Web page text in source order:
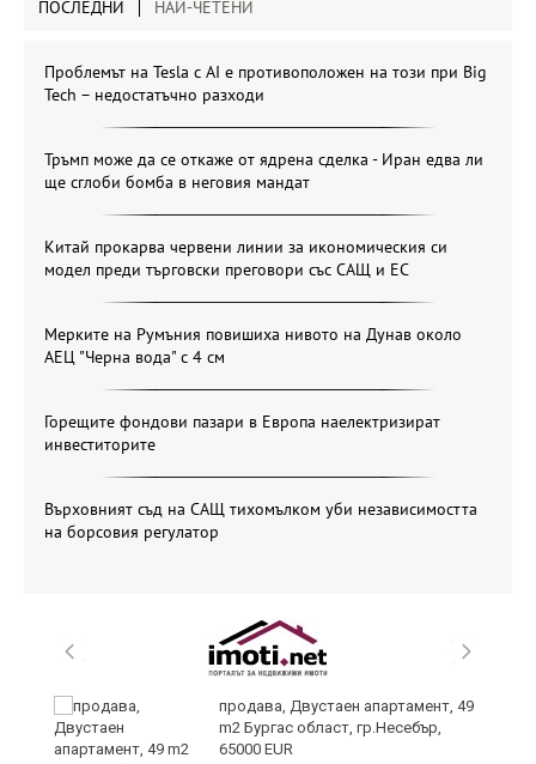
ПОСЛЕДНИ НАЙ-ЧЕТЕНИ
Проблемът на Tesla с AI е противоположен на този при Big
Tech – недостатъчно разходи
Тръмп може да се откаже от ядрена сделка - Иран едва ли
ще сглоби бомба в неговия мандат
Китай прокарва червени линии за икономическия си
модел преди търговски преговори със САЩ и ЕС
Мерките на Румъния повишиха нивото на Дунав около
АЕЦ "Черна вода" с 4 см
Горещите фондови пазари в Европа наелектризират
инвеститорите
Върховният съд на САЩ тихомълком уби независимостта
на борсовия регулатор
продава, Двустаен апартамент, 49
m2 Бургас област, гр.Несебър,
65000 EUR